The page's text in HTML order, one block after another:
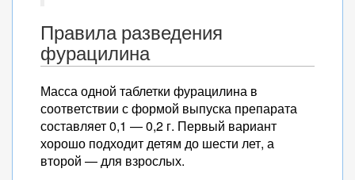
Правила разведения
фурацилина
Масса одной таблетки фурацилина в
соответствии с формой выпуска препарата
составляет 0,1 — 0,2 г. Первый вариант
хорошо подходит детям до шести лет, а
второй — для взрослых.